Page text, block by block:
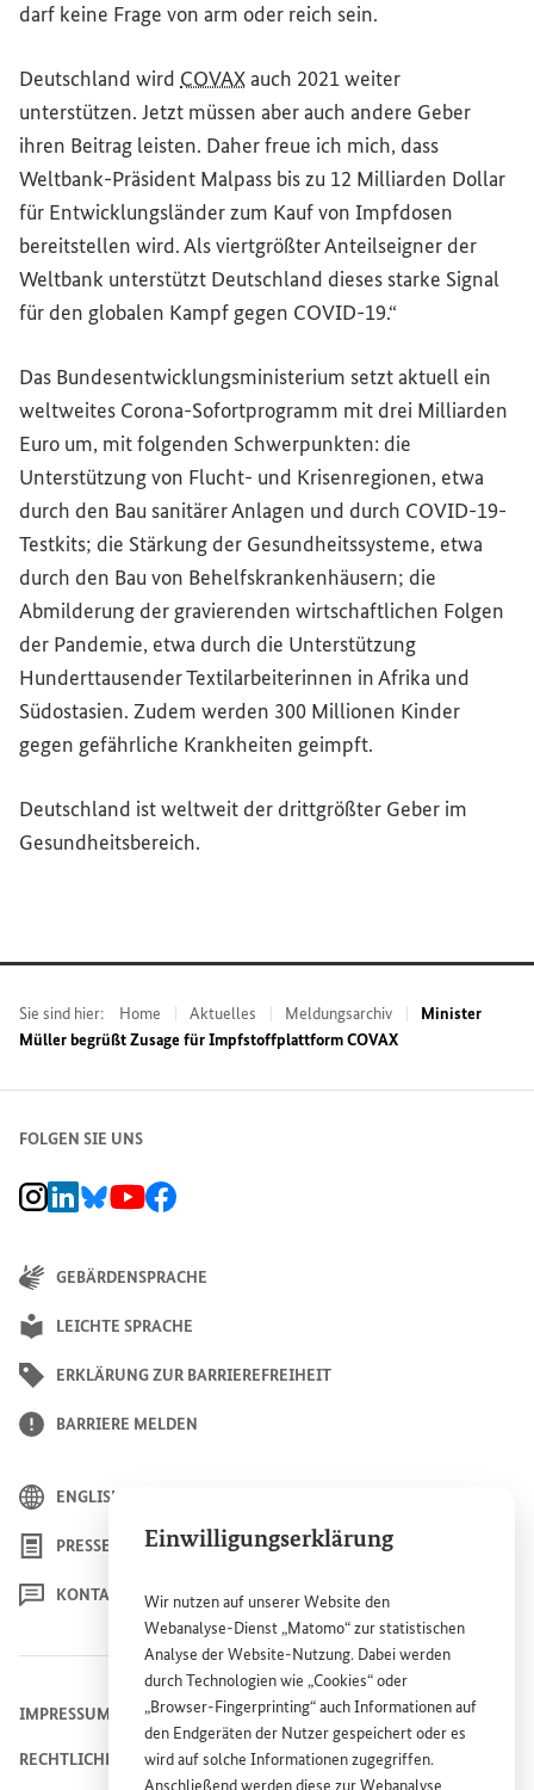
Einwilligungserklärung
Wir nutzen auf unsererWebsite den
Webanalyse-Dienst „Matomo“ zur statistischen
Analyse derWebsite-Nutzung. Dabei werden
durch Technologien wie „Cookies“ oder
„Browser-Fingerprinting“ auch Informationen auf
den Endgeräten der Nutzer gespeichert oder es
wird auf solche Informationen zugegriffen.
Anschließend werden diese zur Webanalyse
darf keine Frage von arm oder reich sein.
Deutschland wird COVAXauch 2021 weiter
unterstützen. Jetzt müssen aber auch andere Geber
ihren Beitrag leisten. Daher freue ich mich, dass
Weltbank-Präsident Malpass bis zu 12 Milliarden Dollar
für Entwicklungsländer zum Kauf von Impfdosen
bereitstellen wird. Als viertgrößter Anteilseigner der
Weltbank unterstützt Deutschland dieses starke Signal
für den globalen Kampf gegen COVID-19.“
Das Bundesentwicklungsministerium setzt aktuell ein
weltweites Corona-Sofortprogramm mit drei Milliarden
Euro um, mit folgenden Schwerpunkten: die
Unterstützung von Flucht- und Krisenregionen, etwa
durch den Bau sanitärer Anlagen und durch COVID-19-
Testkits; die Stärkung der Gesundheitssysteme, etwa
durch den Bau von Behelfskrankenhäusern; die
Abmilderung der gravierenden wirtschaftlichen Folgen
der Pandemie, etwa durch die Unterstützung
Hunderttausender Textilarbeiterinnen in Afrika und
Südostasien. Zudem werden 300 Millionen Kinder
gegen gefährliche Krankheiten geimpft.
Deutschland ist weltweit der drittgrößter Geber im
Gesundheitsbereich.
Sie sind hier: Home Aktuelles Meldungsarchiv
Minister
Müller begrüßt Zusage für Impfstoffplattform COVAX
FOLGEN SIE UNS
BMZ Instagram-Kanal, Externer Link
BMZ LinkedIn Unternehmensseite, Externer Link
BMZ Bluesky-Seite, Externer Link
BMZ Youtube-Kanal, Externer Link
BMZ Facebook-Seite, Externer Link
GEBÄRDENSPRACHE
LEICHTE SPRACHE
ERKLÄRUNG ZUR BARRIEREFREIHEIT
BARRIERE MELDEN
ENGLISH
PRESSE
KONTAKT
IMPRESSUM
RECHTLICHE HINWEISE